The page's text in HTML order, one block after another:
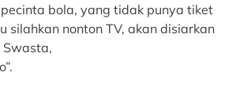
bola, yang tidak punya tiket
silahkan nonton TV, akan disiarkan
Swasta,